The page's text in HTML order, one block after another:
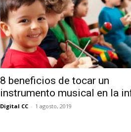
8 beneficios de tocar un
instrumento musical en la
Digital CC - 1 agosto, 2019